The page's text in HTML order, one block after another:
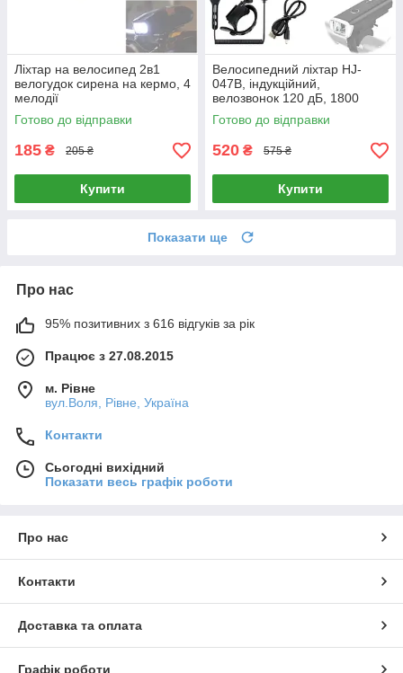
Ліхтар на велосипед 2в1
велогудок сирена на кермо, 4
мелодії
Готово до відправки
185 ₴ 205 ₴
Купити
Велосипедний ліхтар HJ-
047B, індукційний,
велозвонок 120 дБ, 1800
мАч, 350 лм
Готово до відправки
520 ₴ 575 ₴
Купити
Показати ще
Про нас
95% позитивних з 616 відгуків за рік
Працює з 27.08.2015
м. Рівне
вул.Воля, Рівне, Україна
Контакти
Сьогодні вихідний
Показати весь графік роботи
Про нас
Контакти
Доставка та оплата
Графік роботи